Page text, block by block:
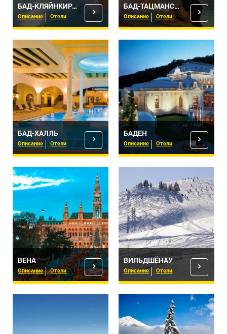
БАД-КЛЯЙНКИРХАЙМ
Описание Отели
БАД-ТАЦМАНСДОРФ
Описание Отели
БАД-ХАЛЛЬ
Описание Отели
БАДЕН
Описание Отели
ВЕНА
Описание Отели
ВИЛЬДШЁНАУ
Описание Отели